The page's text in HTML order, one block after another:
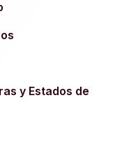
y Estados de